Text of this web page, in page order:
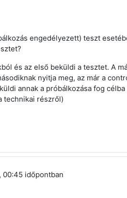
engedélyezett) teszt
és az első beküldi a tesztet. A
nyitja meg, az már a
annak a próbálkozása fog
technikai részről)
00:45 időpontban